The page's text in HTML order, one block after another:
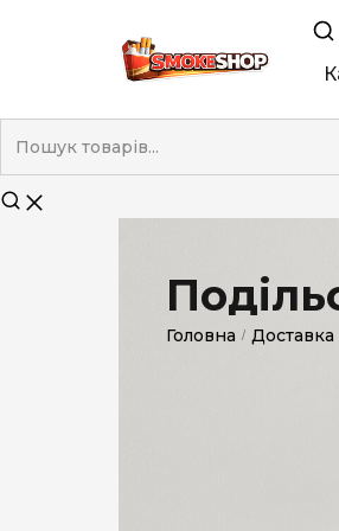
Головна / Доставка